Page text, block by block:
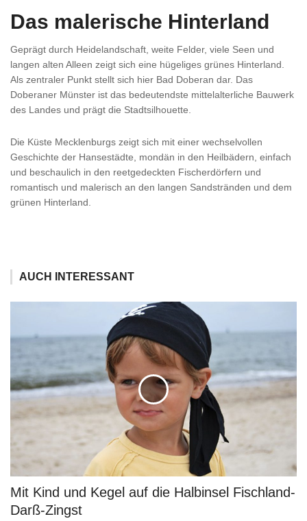
Das malerische Hinterland
Geprägt durch Heidelandschaft, weite Felder, viele Seen und
langen alten Alleen zeigt sich eine hügeliges grünes Hinterland.
Als zentraler Punkt stellt sich hier Bad Doberan dar. Das
Doberaner Münster ist das bedeutendste mittelalterliche Bauwerk
des Landes und prägt die Stadtsilhouette.
Die Küste Mecklenburgs zeigt sich mit einer wechselvollen
Geschichte der Hansestädte, mondän in den Heilbädern, einfach
und beschaulich in den reetgedeckten Fischerdörfern und
romantisch und malerisch an den langen Sandstränden und dem
grünen Hinterland.
AUCH INTERESSANT
Mit Kind und Kegel auf die Halbinsel Fischland-
Darß-Zingst